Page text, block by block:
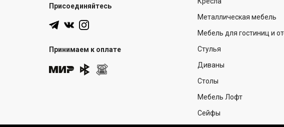
Присоединяйтесь
Принимаем к оплате
Металлическая мебель
Мебель для гостиниц и
Стулья
Диваны
Столы
Мебель Лофт
Сейфы